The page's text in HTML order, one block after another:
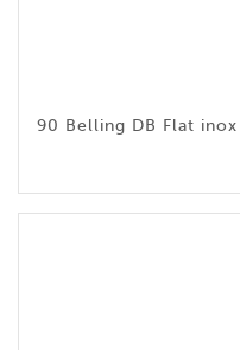
90 Belling DB Flat inox